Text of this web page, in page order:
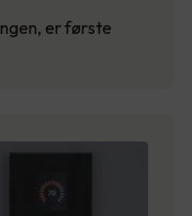
er første